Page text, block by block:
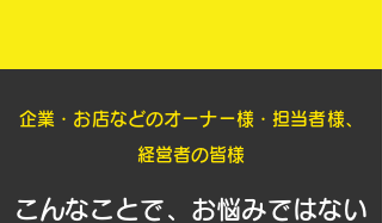
​企業・お店などのオーナー様・担当者様、
経営者の皆様
​こんなことで、お悩みではない